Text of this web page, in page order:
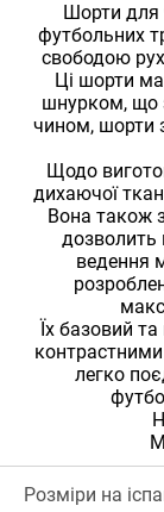
Шорти для
футбольних
свободою
Ці шорти
шнурком, що
чином, шорти
Щодо
дихаючої
Вона також
дозволить
ведення
Їх базовий
легко
Розміри на